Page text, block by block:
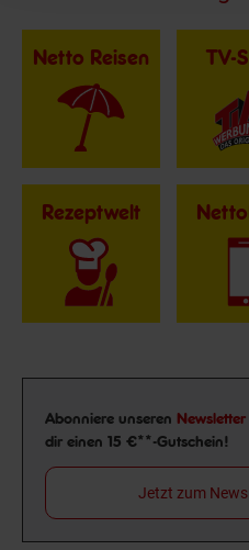
Netto Reisen TV-
Rezeptwelt
Newsletter Anmeldung
Abonniere unseren Newsletter
dir einen 15 €**-Gutschein!
Jetzt zum